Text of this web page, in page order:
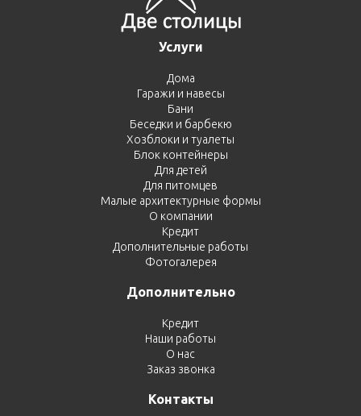
Услуги
Дома
Гаражи и навесы
Бани
Беседки и барбекю
Хозблоки и туалеты
Блок контейнеры
Для детей
Для питомцев
Малые архитектурные формы
О компании
Кредит
Дополнительные работы
Фотогалерея
Дополнительно
Кредит
Наши работы
О нас
Заказ звонка
Контакты